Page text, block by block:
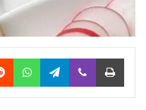
RedditWhatsAppTelegramViber Print